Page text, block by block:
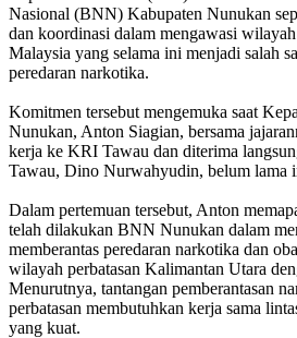
Nasional (BNN) Kabupaten Nunukan
dan koordinasi dalam mengawasi
Malaysia yang selama ini menjadi salah
peredaran narkotika.
Komitmen tersebut mengemuka saat
Nunukan, Anton Siagian, bersama
kerja ke KRI Tawau dan diterima
Tawau, Dino Nurwahyudin, belum lama
Dalam pertemuan tersebut, Anton
telah dilakukan BNN Nunukan dalam
memberantas peredaran narkotika dan
wilayah perbatasan Kalimantan Utara
Menurutnya, tantangan pemberantasan
perbatasan membutuhkan kerja sama
yang kuat.